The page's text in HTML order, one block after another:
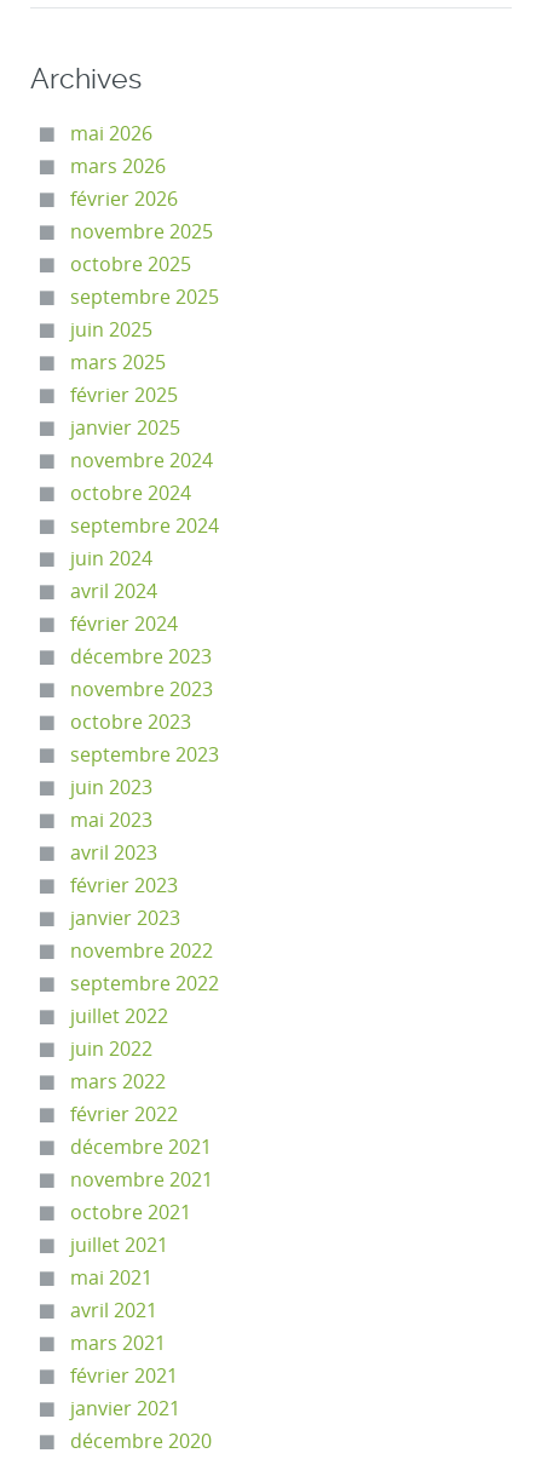
Archives
mai 2026
mars 2026
février 2026
novembre 2025
octobre 2025
septembre 2025
juin 2025
mars 2025
février 2025
janvier 2025
novembre 2024
octobre 2024
septembre 2024
juin 2024
avril 2024
février 2024
décembre 2023
novembre 2023
octobre 2023
septembre 2023
juin 2023
mai 2023
avril 2023
février 2023
janvier 2023
novembre 2022
septembre 2022
juillet 2022
juin 2022
mars 2022
février 2022
décembre 2021
novembre 2021
octobre 2021
juillet 2021
mai 2021
avril 2021
mars 2021
février 2021
janvier 2021
décembre 2020